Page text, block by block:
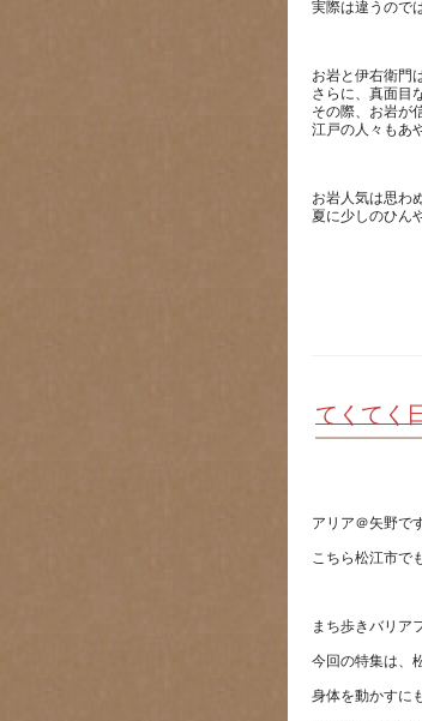
お岩と伊右衛門
さらに、真面目
その際、お岩が
お岩人気は思わ
てくてく